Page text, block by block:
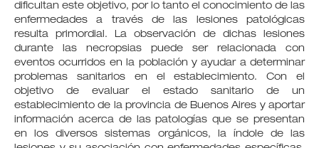
dificultan este objetivo, por lo tanto el conocimiento de las
enfermedades a través de las lesiones patológicas
resulta primordial. La observación de dichas lesiones
durante las necropsias puede ser relacionada con
eventos ocurridos en la población y ayudar a determinar
problemas sanitarios en el establecimiento. Con el
objetivo de evaluar el estado sanitario de un
establecimiento de la provincia de Buenos Aires y aportar
información acerca de las patologías que se presentan
en los diversos sistemas orgánicos, la índole de las